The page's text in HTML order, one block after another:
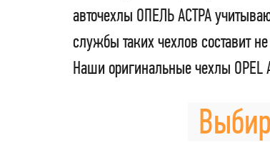
авточехлы ОПЕЛЬ АСТРА
службы таких чехлов составит
Наши оригинальные чехлы